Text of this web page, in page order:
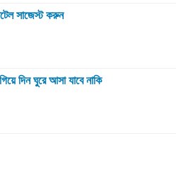
সাজেস্ট করুন
দিন ঘুরে আসা যাবে নাকি